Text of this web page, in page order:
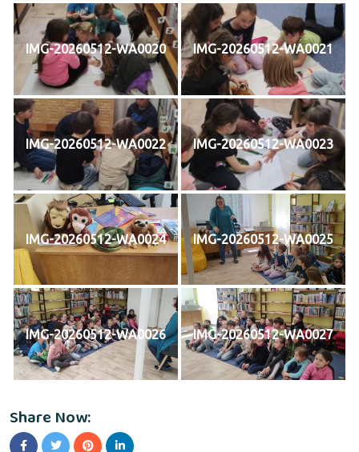
IMG-20260512-WA0020 IMG-20260512-WA0021
IMG-20260512-WA0022 IMG-20260512-WA0023
IMG-20260512-WA0024 IMG-20260512-WA0025
IMG-20260512-WA0026 IMG-20260512-WA0027
Share Now: